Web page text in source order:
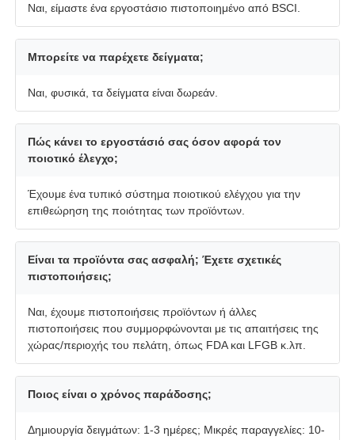
Ναι, είμαστε ένα εργοστάσιο πιστοποιημένο από BSCI.
Μπορείτε να παρέχετε δείγματα;
Ναι, φυσικά, τα δείγματα είναι δωρεάν.
Πώς κάνει το εργοστάσιό σας όσον αφορά τον
ποιοτικό έλεγχο;
Έχουμε ένα τυπικό σύστημα ποιοτικού ελέγχου για την
επιθεώρηση της ποιότητας των προϊόντων.
Είναι τα προϊόντα σας ασφαλή; Έχετε σχετικές
πιστοποιήσεις;
Ναι, έχουμε πιστοποιήσεις προϊόντων ή άλλες
πιστοποιήσεις που συμμορφώνονται με τις απαιτήσεις της
χώρας/περιοχής του πελάτη, όπως FDA και LFGB κ.λπ.
Ποιος είναι ο χρόνος παράδοσης;
Δημιουργία δειγμάτων: 1-3 ημέρες; Μικρές παραγγελίες: 10-